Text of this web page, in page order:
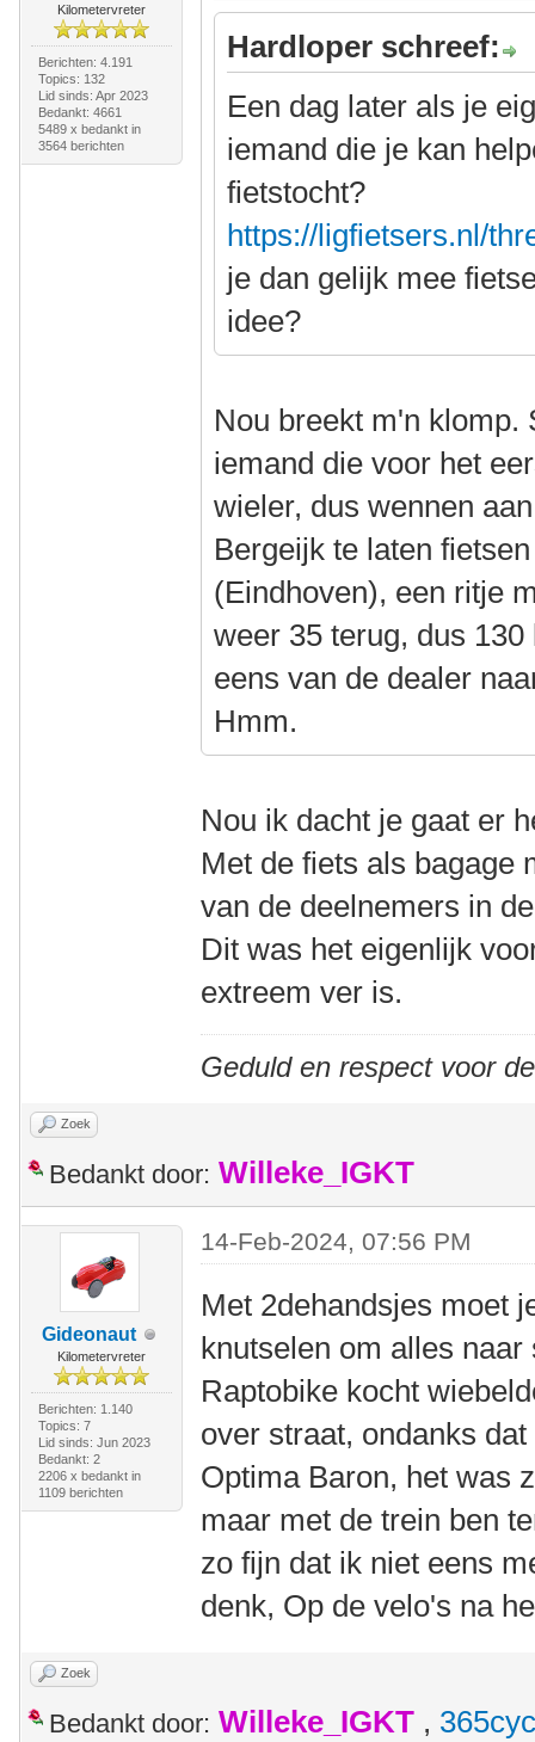
Kilometervreter
Berichten: 4.191
Topics: 132
Lid sinds: Apr 2023
Bedankt: 4661
5489 x bedankt in
3564 berichten
Hardloper schreef:
Een dag later als je
iemand die je kan
fietstocht?
https://ligfietsers.nl/
je dan gelijk mee
idee?
Nou breekt m'n klomp.
iemand die voor het
wieler, dus wennen
Bergeijk te laten
(Eindhoven), een ritje
weer 35 terug, dus
eens van de dealer
Hmm.
Nou ik dacht je gaat er
Met de fiets als bagage
van de deelnemers in
Dit was het eigenlijk
extreem ver is.
Geduld en respect voor
Zoek
Bedankt door: Willeke_IGKT
Gideonaut
Kilometervreter
Berichten: 1.140
Topics: 7
Lid sinds: Jun 2023
Bedankt: 2
2206 x bedankt in
1109 berichten
14-Feb-2024, 07:56 PM
Met 2dehandsjes moet
knutselen om alles
Raptobike kocht
over straat, ondanks
Optima Baron, het was
maar met de trein ben
zo fijn dat ik niet eens
denk, Op de velo's na
Zoek
Bedankt door: Willeke_IGKT ,